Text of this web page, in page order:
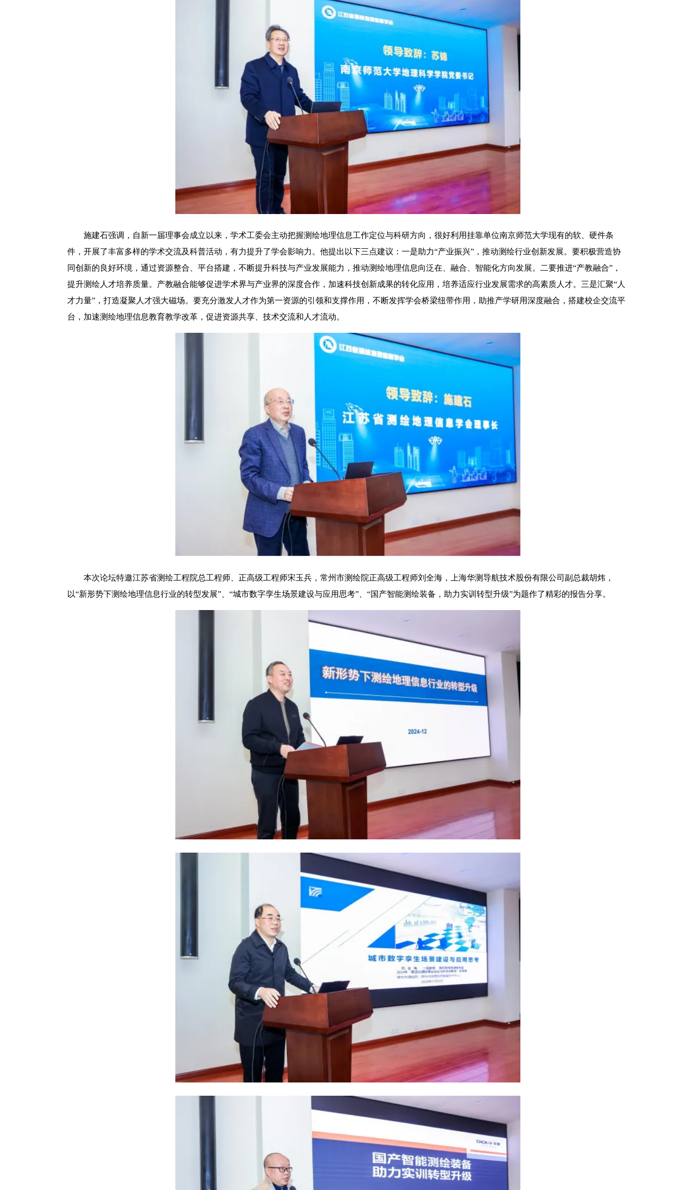
施建石强调，自新一届理事会成立以来，学术工委会主动把握测绘地理信息工作定位与科研方向，很好利用挂靠单位南京师范大学现有的软、硬件条
件，开展了丰富多样的学术交流及科普活动，有力提升了学会影响力。他提出以下三点建议：一是助力“产业振兴”，推动测绘行业创新发展。要积极营造协
同创新的良好环境，通过资源整合、平台搭建，不断提升科技与产业发展能力，推动测绘地理信息向泛在、融合、智能化方向发展。二要推进“产教融合”，
提升测绘人才培养质量。产教融合能够促进学术界与产业界的深度合作，加速科技创新成果的转化应用，培养适应行业发展需求的高素质人才。三是汇聚“人
才力量”，打造凝聚人才强大磁场。要充分激发人才作为第一资源的引领和支撑作用，不断发挥学会桥梁纽带作用，助推产学研用深度融合，搭建校企交流平
台，加速测绘地理信息教育教学改革，促进资源共享、技术交流和人才流动。
本次论坛特邀江苏省测绘工程院总工程师、正高级工程师宋玉兵，常州市测绘院正高级工程师刘全海，上海华测导航技术股份有限公司副总裁胡炜，
以“新形势下测绘地理信息行业的转型发展”、“城市数字孪生场景建设与应用思考”、“国产智能测绘装备，助力实训转型升级”为题作了精彩的报告分享。